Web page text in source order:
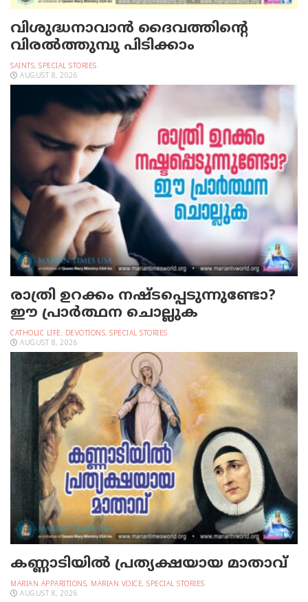
വിശുദ്ധനാവാന്‍ ദൈവത്തിന്റെ
വിരല്‍ത്തുമ്പു പിടിക്കാം
SAINTS, SPECIAL STORIES
AUGUST 8, 2026
രാത്രി ഉറക്കം നഷ്ടപ്പെടുന്നുണ്ടോ?
ഈ പ്രാര്‍ത്ഥന ചൊല്ലുക
CATHOLIC LIFE, DEVOTIONS, SPECIAL STORIES
AUGUST 8, 2026
കണ്ണാടിയില്‍ പ്രത്യക്ഷയായ മാതാവ്
MARIAN APPARITIONS, MARIAN VOICE, SPECIAL STORIES
AUGUST 8, 2026